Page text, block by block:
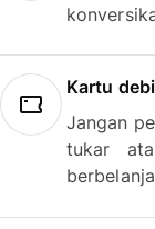
Kartu
Jangan
tukar